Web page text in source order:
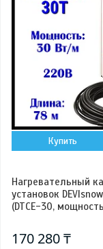
Купить
Нагревательный
установок
(DTCE-30,
170 280 ₸